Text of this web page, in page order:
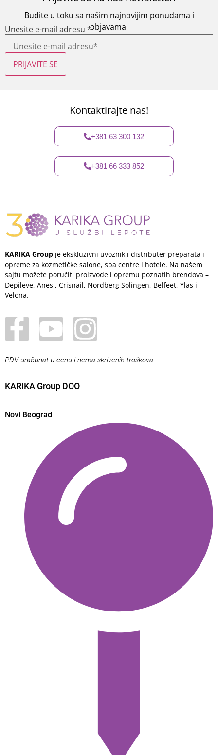
Budite u toku sa našim najnovijim ponudama i
objavama.
Unesite e-mail adresu *
PRIJAVITE SE
Kontaktirajte nas!
+381 63 300 132
+381 66 333 852
KARIKA Group je ekskluzivni uvoznik i distributer preparata i
opreme za kozmetičke salone, spa centre i hotele. Na našem
sajtu možete poručiti proizvode i opremu poznatih brendova –
Depileve, Anesi, Crisnail, Nordberg Solingen, Belfeet, Ylas i
Velona.
PDV uračunat u cenu i nema skrivenih troškova
KARIKA Group DOO
Novi Beograd